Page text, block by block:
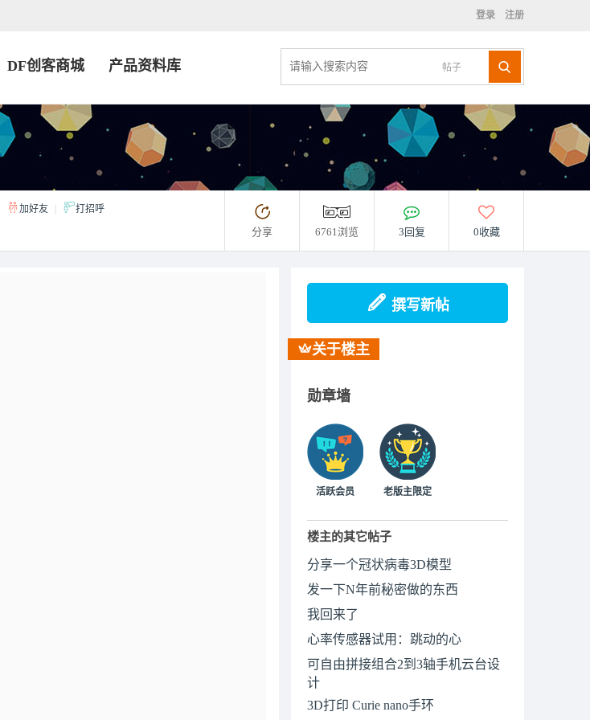
登录 注册
帖子
DF创客商城 产品资料库
加好友 打招呼
分享 6761浏览 3回复 0收藏
撰写新帖
关于楼主
勋章墙
活跃会员 老版主限定
楼主的其它帖子
分享一个冠状病毒3D模型
发一下N年前秘密做的东西
我回来了
心率传感器试用：跳动的心
可自由拼接组合2到3轴手机云台设
计
3D打印 Curie nano手环